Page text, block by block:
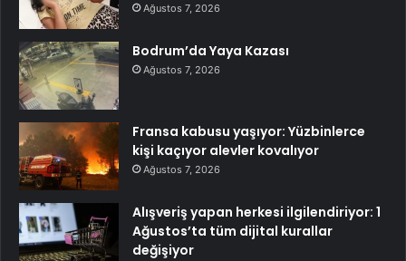
Ağustos 7, 2026
Bodrum’da Yaya Kazası
Ağustos 7, 2026
Fransa kabusu yaşıyor: Yüzbinlerce
kişi kaçıyor alevler kovalıyor
Ağustos 7, 2026
Alışveriş yapan herkesi ilgilendiriyor: 1
Ağustos’ta tüm dijital kurallar
değişiyor